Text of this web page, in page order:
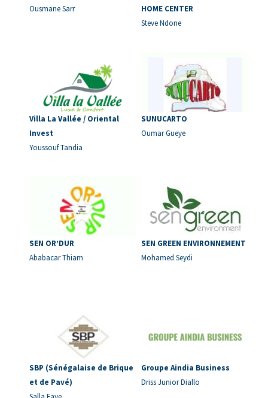
Ousmane Sarr
HOME CENTER
Steve Ndone
Villa La Vallée / Oriental
Invest
Youssouf Tandia
SUNUCARTO
Oumar Gueye
SEN OR’DUR
Ababacar Thiam
SEN GREEN ENVIRONNEMENT
Mohamed Seydi
SBP (Sénégalaise de Brique
et de Pavé)
Groupe Aindia Business
Driss Junior Diallo